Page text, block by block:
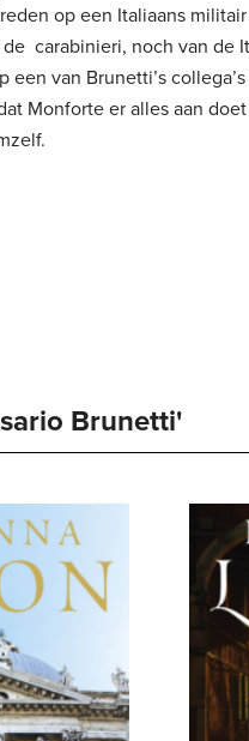
op een Italiaans militair
carabinieri, noch van de
van Brunetti’s
Monforte er alles aan
Brunetti'